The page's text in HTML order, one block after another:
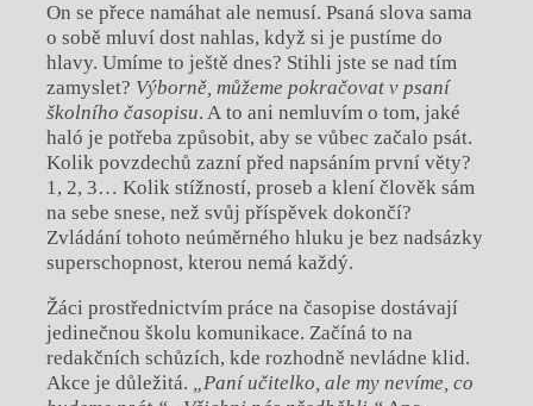
On se přece namáhat ale nemusí. Psaná slova sama
o sobě mluví dost nahlas, když si je pustíme do
hlavy. Umíme to ještě dnes? Stihli jste se nad tím
zamyslet? Výborně, můžeme pokračovat v psaní
školního časopisu. A to ani nemluvím o tom, jaké
haló je potřeba způsobit, aby se vůbec začalo psát.
Kolik povzdechů zazní před napsáním první věty?
1, 2, 3… Kolik stížností, proseb a klení člověk sám
na sebe snese, než svůj příspěvek dokončí?
Zvládání tohoto neúměrného hluku je bez nadsázky
superschopnost, kterou nemá každý.
Žáci prostřednictvím práce na časopise dostávají
jedinečnou školu komunikace. Začíná to na
redakčních schůzích, kde rozhodně nevládne klid.
Akce je důležitá. „Paní učitelko, ale my nevíme, co